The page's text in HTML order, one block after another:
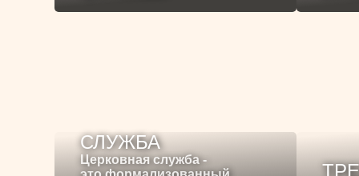
СЛУЖБА
Церковная служба -